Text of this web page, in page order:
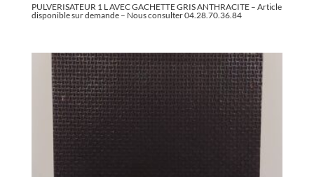
PULVERISATEUR 1 L AVEC GACHETTE GRIS ANTHRACITE – Article
disponible sur demande – Nous consulter 04.28.70.36.84